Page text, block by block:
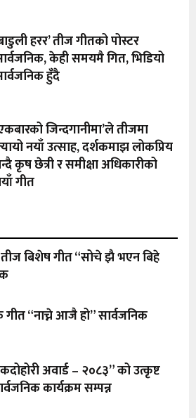
हरर’ तीज गीतको पोस्टर
केही समयमै गित, भिडियो
हुँदै
जिन्दगानीमा’ले तीजमा
नयाँ उत्साह, दर्शकमाझ लोकप्रिय
कृष छेत्री र समीक्षा अधिकारीको
गीत
तीज बिशेष गीत “सोचे झै भएन बिहे
गीत “नाच्ने आजै हो” सार्वजनिक
अवार्ड – २०८३” को उत्कृष्ट
कार्यक्रम सम्पन्न